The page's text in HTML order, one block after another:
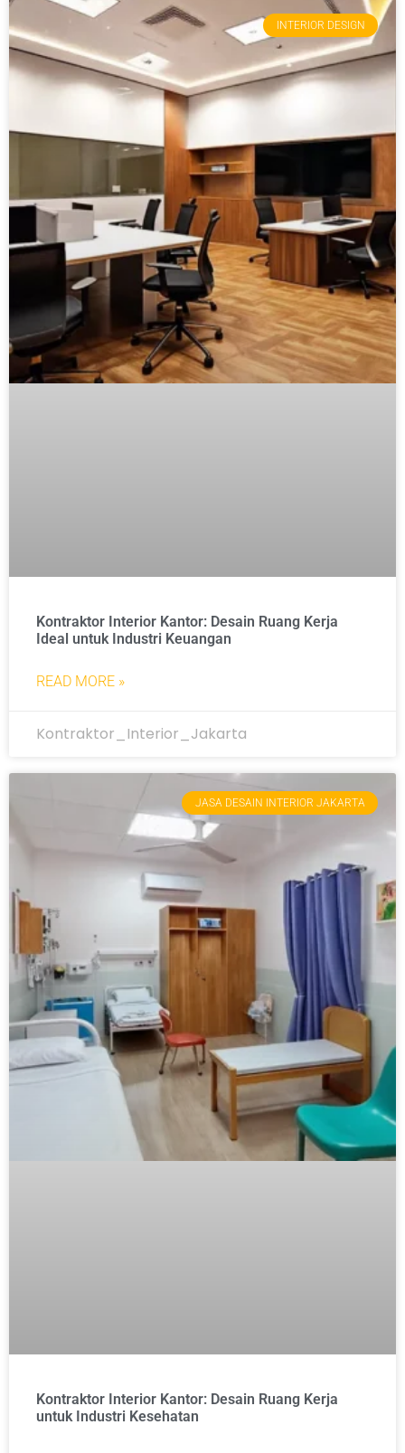
INTERIOR DESIGN
Kontraktor Interior Kantor: Desain Ruang Kerja
Ideal untuk Industri Keuangan
READ MORE »
Kontraktor_Interior_Jakarta
JASA DESAIN INTERIOR JAKARTA
Kontraktor Interior Kantor: Desain Ruang Kerja
untuk Industri Kesehatan